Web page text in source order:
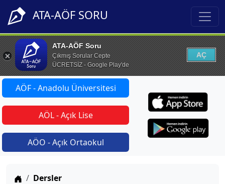
ATA-AÖF SORU
ATA-AÖF Soru
Çıkmış Sorular Cepte
ÜCRETSİZ - Google Play'de
AÇ
AÖF - Anadolu Üniversitesi
AÖL - Açık Lise
AÖO - Açık Ortaokul
Anasayfa
Dersler